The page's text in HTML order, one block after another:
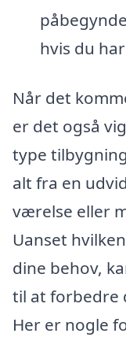
hvis du
Når det
er det også
type
alt fra en
værelse eller
Uanset
dine behov,
til at forbedre
Her er nogle